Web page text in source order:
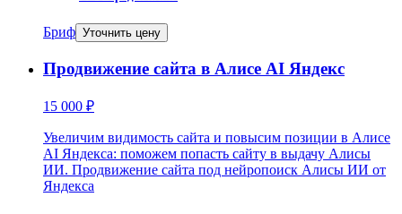
Бриф Уточнить цену
Продвижение сайта в Алисе AI Яндекс
15 000 ₽
Увеличим видимость сайта и повысим позиции в Алисе
AI Яндекса: поможем попасть сайту в выдачу Алисы
ИИ. Продвижение сайта под нейропоиск Алисы ИИ от
Яндекса